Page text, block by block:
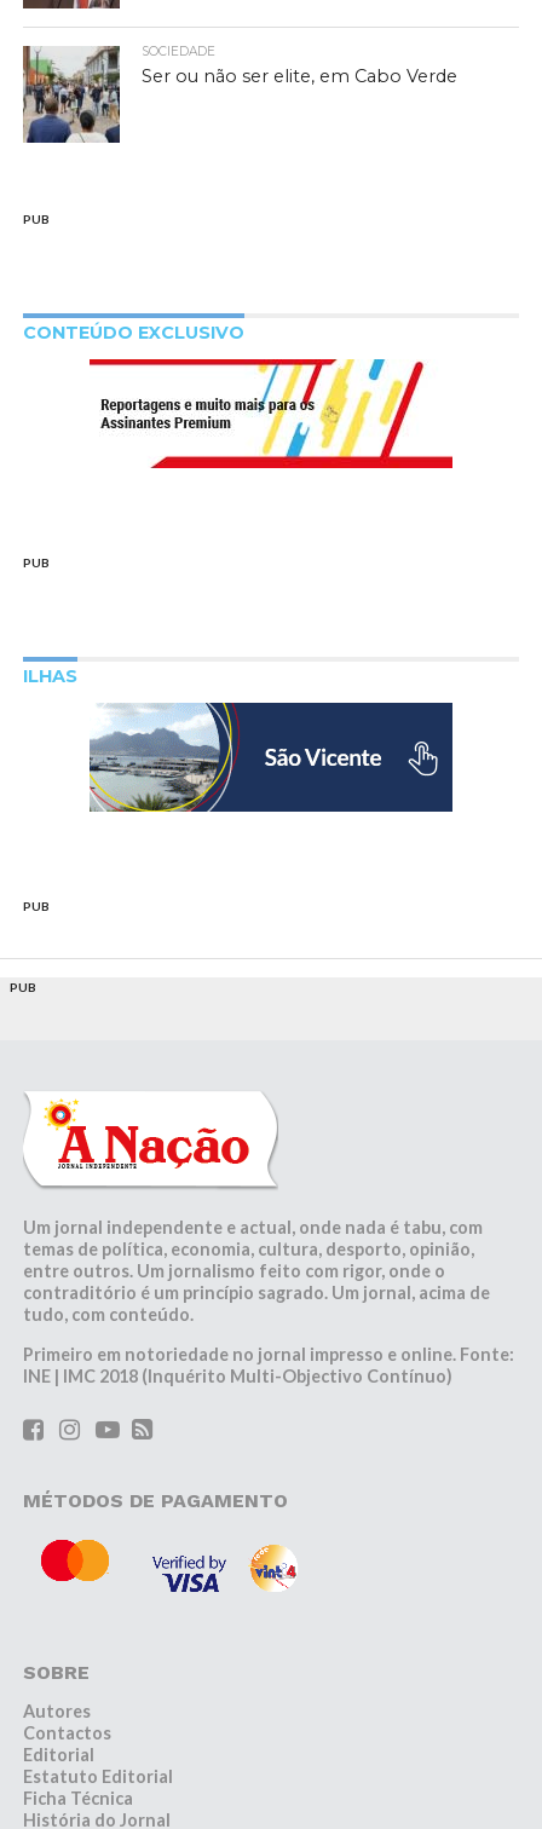
SOCIEDADE
Ser ou não ser elite, em Cabo Verde
PUB
CONTEÚDO EXCLUSIVO
PUB
ILHAS
PUB
PUB
Um jornal independente e actual, onde nada é tabu, com
temas de política, economia, cultura, desporto, opinião,
entre outros. Um jornalismo feito com rigor, onde o
contraditório é um princípio sagrado. Um jornal, acima de
tudo, com conteúdo.
Primeiro em notoriedade no jornal impresso e online. Fonte:
INE | IMC 2018 (Inquérito Multi-Objectivo Contínuo)
MÉTODOS DE PAGAMENTO
SOBRE
Autores
Contactos
Editorial
Estatuto Editorial
Ficha Técnica
História do Jornal